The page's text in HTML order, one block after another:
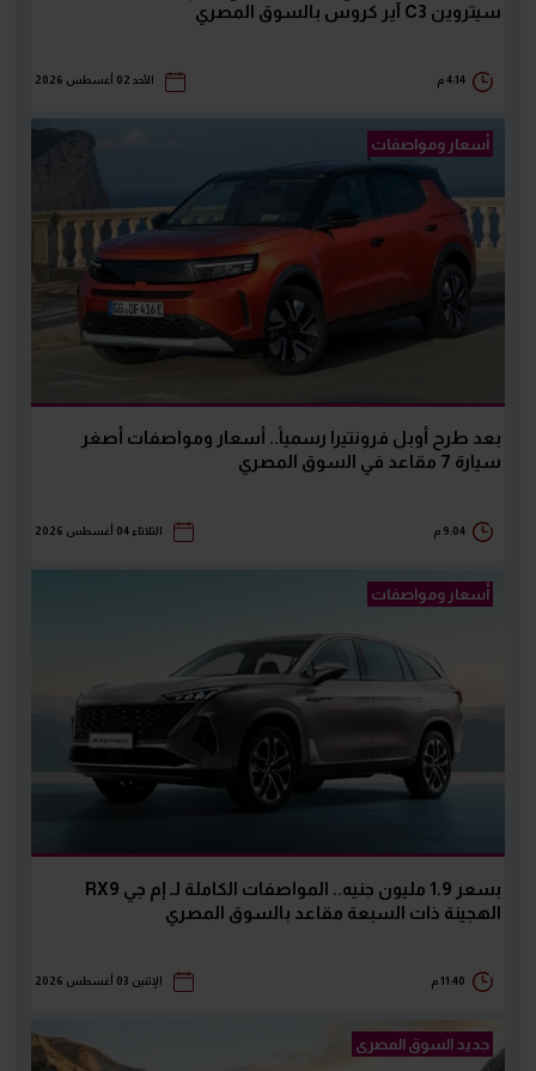
سيتروين C3 آير كروس بالسوق المصري
4:14 م الأحد 02 أغسطس 2026
أسعار ومواصفات
بعد طرح أوبل فرونتيرا رسمياً.. أسعار ومواصفات أصغر
سيارة 7 مقاعد في السوق المصري
9:04 م الثلاثاء 04 أغسطس 2026
أسعار ومواصفات
بسعر 1.9 مليون جنيه.. المواصفات الكاملة لـ إم جي RX9
الهجينة ذات السبعة مقاعد بالسوق المصري
11:40 م الإثنين 03 أغسطس 2026
جديد السوق المصرى